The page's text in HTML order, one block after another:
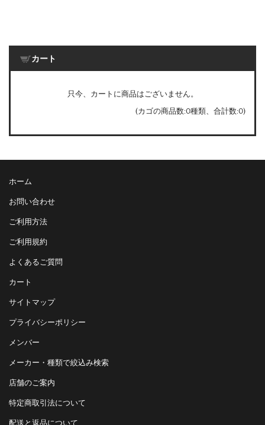
カート
只今、カートに商品はございません。
(カゴの商品数:0種類、合計数:0)
ホーム
お問い合わせ
ご利用方法
ご利用規約
よくあるご質問
カート
サイトマップ
プライバシーポリシー
メンバー
メーカー・種類で絞込み検索
店舗のご案内
特定商取引法について
配送と返品について